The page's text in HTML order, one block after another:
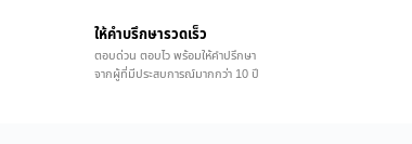
ให้คำบรึกษารวดเร็ว
ตอบด่วน ตอบไว พร้อมให้คำปรึกษา
จากผู้ที่มีประสบการณ์มากกว่า 10 ปี